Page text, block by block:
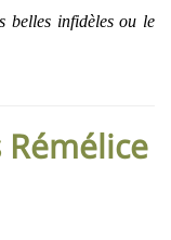
belles infidèles ou le